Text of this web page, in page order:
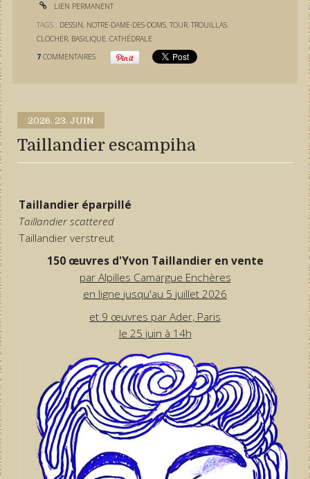
LIEN PERMANENT
TAGS : DESSIN, NOTRE-DAME-DES-DOMS,TOUR,TROUILLAS,
CLOCHER, BASILIQUE,CATHÉDRALE
7 COMMENTAIRES
2026. 23. JUIN
Taillandier escampiha
Taillandier éparpillé
Taillandier scattered
Taillandier verstreut
150 œuvres d'Yvon Taillandier en vente
par Alpilles Camargue Enchères
en ligne jusqu'au 5 juillet 2026
et 9 œuvres par Ader, Paris
le 25 juin à 14h